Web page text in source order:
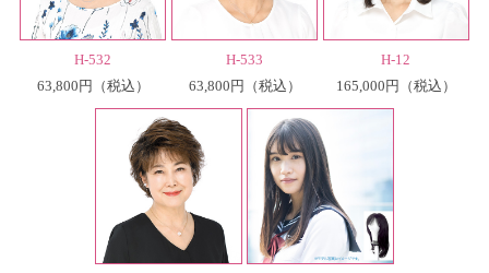
H-532
63,800円 （税込）
H-533
63,800円 （税込）
H-12
165,000円 （税込）